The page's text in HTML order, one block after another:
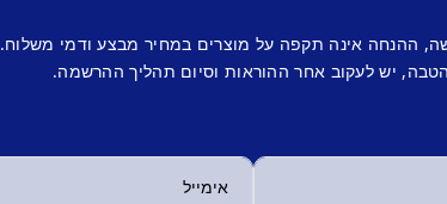
ההנחה אינה תקפה על מוצרים במחיר מבצע ודמי משלוח.
יש לעקוב אחר ההוראות וסיום תהליך ההרשמה.